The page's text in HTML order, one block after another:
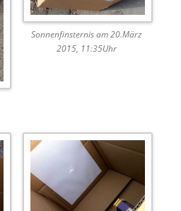
Sonnenfinsternis am 20.März
2015, 11:35Uhr